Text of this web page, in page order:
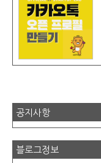
공지사항
블로그정보